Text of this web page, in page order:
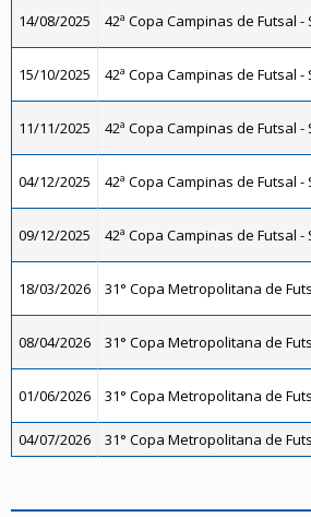
14/08/2025 42ª Copa Campinas de Futsal -
15/10/2025 42ª Copa Campinas de Futsal -
11/11/2025 42ª Copa Campinas de Futsal -
04/12/2025 42ª Copa Campinas de Futsal -
09/12/2025 42ª Copa Campinas de Futsal -
18/03/2026 31° Copa Metropolitana de
08/04/2026 31° Copa Metropolitana de
01/06/2026 31° Copa Metropolitana de
04/07/2026 31° Copa Metropolitana de